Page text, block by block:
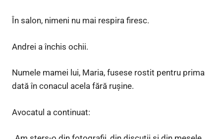
În salon, nimeni nu mai respira firesc.
Andrei a închis ochii.
Numele mamei lui, Maria, fusese rostit pentru prima
dată în conacul acela fără rușine.
Avocatul a continuat: